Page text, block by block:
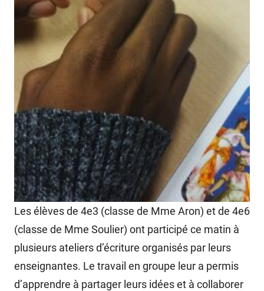
Les élèves de 4e3 (classe de Mme Aron) et de 4e6
(classe de Mme Soulier) ont participé ce matin à
plusieurs ateliers d’écriture organisés par leurs
enseignantes. Le travail en groupe leur a permis
d’apprendre à partager leurs idées et à collaborer